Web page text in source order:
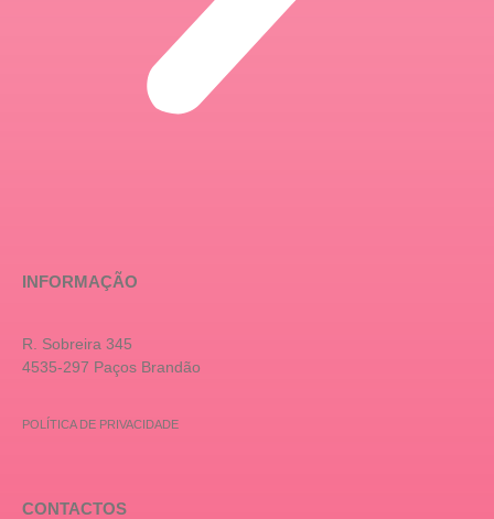
INFORMAÇÃO
R. Sobreira 345
4535-297 Paços Brandão
POLÍTICA DE PRIVACIDADE
CONTACTOS